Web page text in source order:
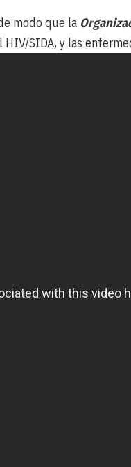
modo que la
SIDA, y las